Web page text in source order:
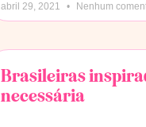
abril 29, 2021 Nenhum
Brasileiras
necessária